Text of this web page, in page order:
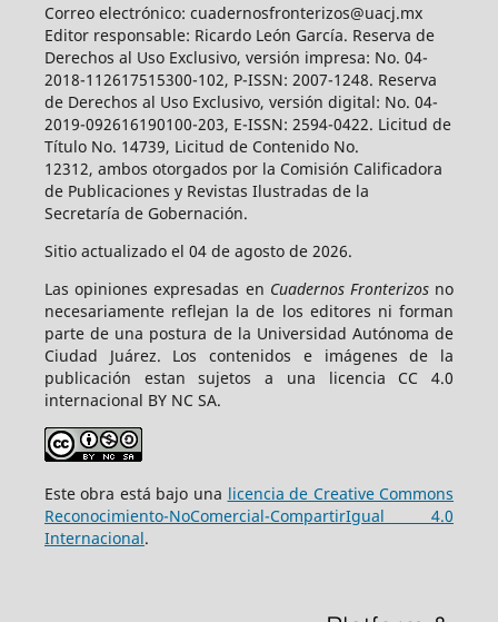
Correo electrónico: cuadernosfronterizos@uacj.mx
Editor responsable: Ricardo León García. Reserva de
Derechos al Uso Exclusivo, versión impresa: No. 04-
2018-112617515300-102, P-ISSN: 2007-1248. Reserva
de Derechos al Uso Exclusivo, versión digital: No. 04-
2019-092616190100-203, E-ISSN: 2594-0422. Licitud de
Título No. 14739, Licitud de Contenido No.
12312, ambos otorgados por la Comisión Calificadora
de Publicaciones y Revistas Ilustradas de la
Secretaría de Gobernación.
Sitio actualizado el 04 de agosto de 2026.
Las opiniones expresadas en Cuadernos Fronterizosno
necesariamente reflejan la de los editores ni forman
parte de una postura de la Universidad Autónoma de
Ciudad Juárez. Los contenidos e imágenes de la
publicación estan sujetos a una licencia CC 4.0
internacional BY NC SA.
Este obra está bajo una licencia de Creative Commons
Reconocimiento-NoComercial-CompartirIgual 4.0
Internacional.